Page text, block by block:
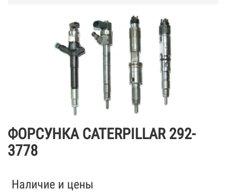
ФОРСУНКА CATERPILLAR 292-
3778
Наличие и цены